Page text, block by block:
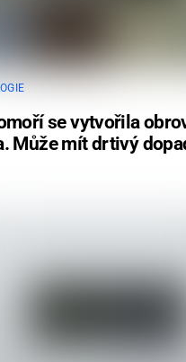
se vytvořila
Může mít drtivý